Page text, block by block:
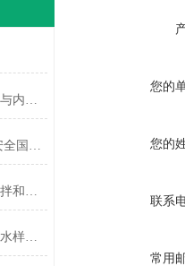
您的
您的
联系
常用
电子调温电热套温控系统原理与内部结构拆解
浅谈GB 5009.34-2022《食品安全国家标准 食品中二氧化硫的测定》
集热式磁力搅拌器同时具有搅拌和加热两个功能
挥发酚全自动液液萃取仪优化水样前处理